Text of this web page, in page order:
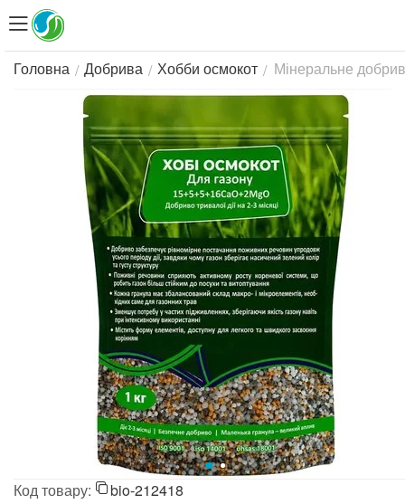
Головна / Добрива / Хобби осмокот / Мінеральне
Код товару: bio-212418